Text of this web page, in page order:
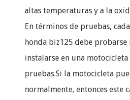
altas temperaturas y a la
En términos de pruebas,
honda biz125 debe
instalarse en una
pruebas.Si la motocicleta
normalmente, entonces este